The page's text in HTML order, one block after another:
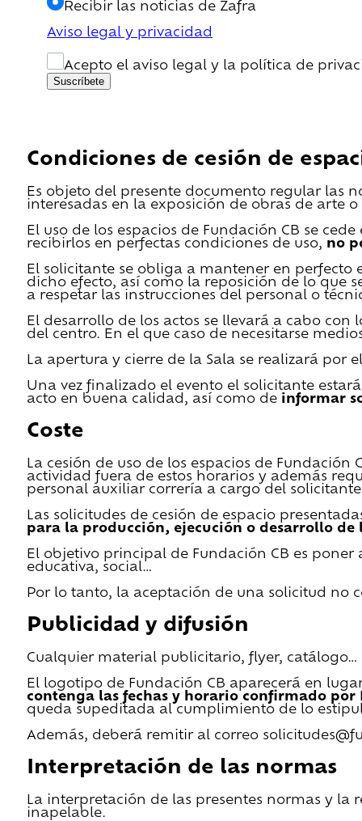
Recibir las noticias de Zafra
Aviso legal y privacidad
Acepto el aviso legal y la política de
Suscríbete
Condiciones de cesión de
Es objeto del presente documento regular las
interesadas en la exposición de obras de arte
El uso de los espacios de Fundación CB se
recibirlos en perfectas condiciones de uso, no
El solicitante se obliga a mantener en perfecto
dicho efecto, así como la reposición de lo que
a respetar las instrucciones del personal o
El desarrollo de los actos se llevará a cabo
del centro. En el que caso de necesitarse
La apertura y cierre de la Sala se realizará por
Una vez finalizado el evento el solicitante
acto en buena calidad, así como de informar
Coste
La cesión de uso de los espacios de
actividad fuera de estos horarios y además
personal auxiliar correría a cargo del
Las solicitudes de cesión de espacio
para la producción, ejecución o desarrollo de
El objetivo principal de Fundación CB es
educativa, social…
Por lo tanto, la aceptación de una solicitud
Publicidad y difusión
Cualquier material publicitario, flyer, catálogo…
El logotipo de Fundación CB aparecerá en
contenga las fechas y horario confirmado por
queda supeditada al cumplimiento de lo
Además, deberá remitir al correo
Interpretación de las normas
La interpretación de las presentes normas y la
inapelable.